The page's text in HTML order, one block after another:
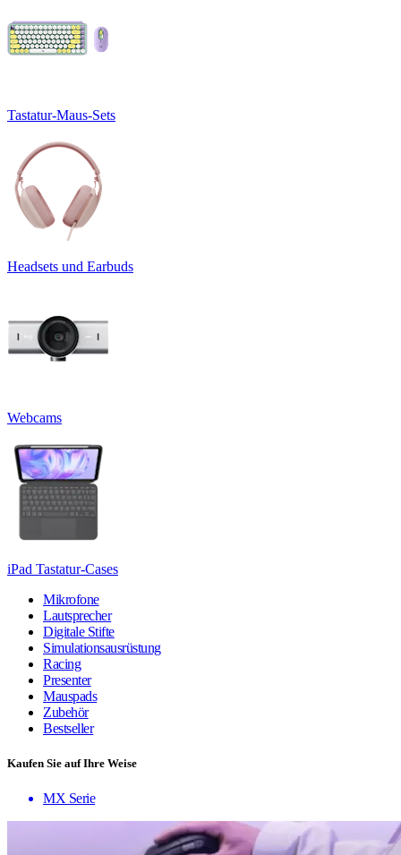
Tastatur-Maus-Sets
Headsets und Earbuds
Webcams
iPad Tastatur-Cases
Mikrofone
Lautsprecher
Digitale Stifte
Simulationsausrüstung
Racing
Presenter
Mauspads
Zubehör
Bestseller
Kaufen Sie auf Ihre Weise
MX Serie